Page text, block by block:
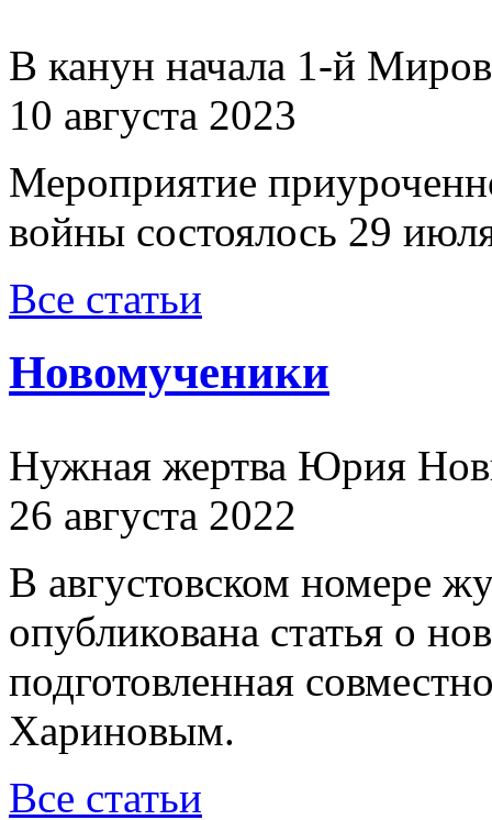
В канун начала 1-й
10 августа 2023
Мероприятие
войны состоялось 29
Все статьи
Новомученики
Нужная жертва Юрия
26 августа 2022
В августовском номере
опубликована статья о
подготовленная
Хариновым.
Все статьи